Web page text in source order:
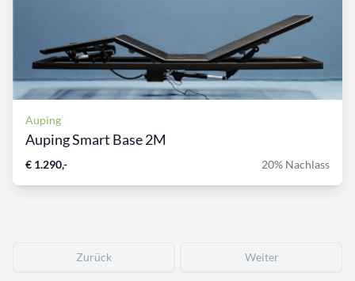
Auping
Auping Smart Base 2M
€ 1.290,- 20% Nachlass
Zurück Weiter